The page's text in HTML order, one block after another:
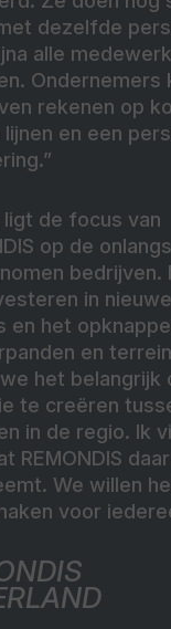
dezelfde
alle
Ondernemers
rekenen op
en een
ligt de focus van
op de onlangs
bedrijven.
in nieuwe
en het
en
het belangrijk
te creëren
in de regio. Ik
REMONDIS
We willen
voor